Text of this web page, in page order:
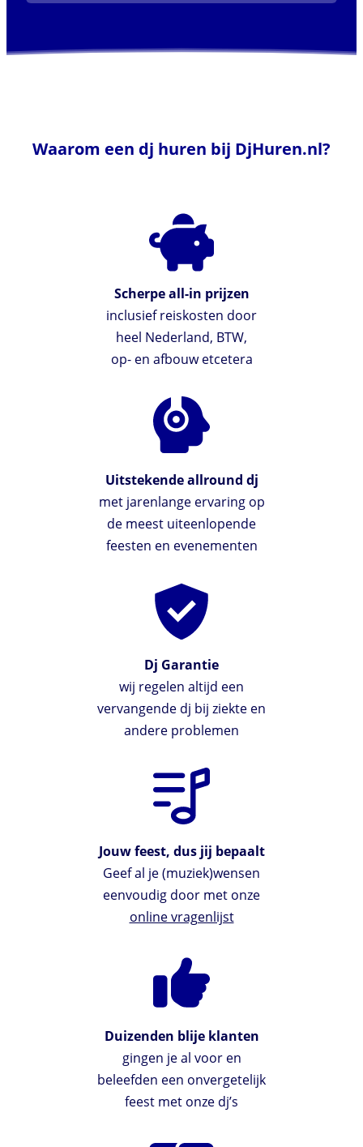
Waarom een dj huren bij DjHuren.nl?
Scherpe all-in prijzen
inclusief reiskosten door
heel Nederland, BTW,
op- en afbouw etcetera
Uitstekende allround dj
met jarenlange ervaring op
de meest uiteenlopende
feesten en evenementen
Dj Garantie
wij regelen altijd een
vervangende dj bij ziekte en
andere problemen
Jouw feest, dus jij bepaalt
Geef al je (muziek)wensen
eenvoudig door met onze
online vragenlijst
Duizenden blije klanten
gingen je al voor en
beleefden een onvergetelijk
feest met onze dj’s